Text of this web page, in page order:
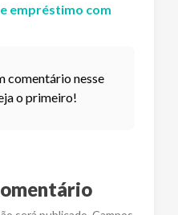
empréstimo com
comentário nesse
o primeiro!